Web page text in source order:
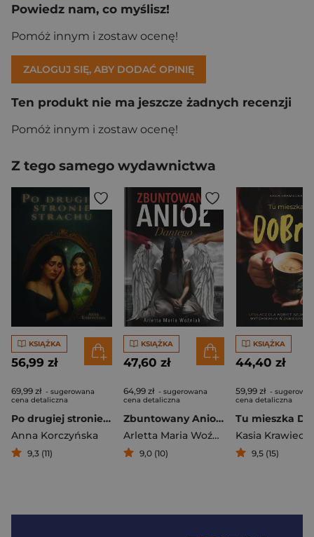
Powiedz nam, co myślisz!
Pomóż innym i zostaw ocenę!
ZALOGUJ SIĘ, ABY DODAĆ OPINIĘ
Ten produkt nie ma jeszcze żadnych recenzji
Pomóż innym i zostaw ocenę!
Z tego samego wydawnictwa
KSIĄŻKA
56,99 zł
69,99 zł - sugerowana
cena detaliczna
Po drugiej stronie strachu
Anna Korczyńska
9,3 (11)
KSIĄŻKA
47,60 zł
64,99 zł - sugerowana
cena detaliczna
Zbuntowany Anioł Dantego
Arletta Maria Woźniak
9,0 (10)
KSIĄŻKA
44,40 zł
59,99 zł -
cena detaliczna
Tu mieszka
Kasia
9,5 (15)